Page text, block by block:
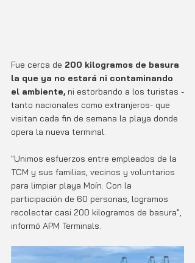
Fue cerca de 200 kilogramos de basura
la que ya no estará ni contaminando
el ambiente, ni estorbando a los turistas -
tanto nacionales como extranjeros- que
visitan cada fin de semana la playa donde
opera la nueva terminal.
"Unimos esfuerzos entre empleados de la
TCM y sus familias, vecinos y voluntarios
para limpiar playa Moín. Con la
participación de 60 personas, logramos
recolectar casi 200 kilogramos de basura",
informó APM Terminals.